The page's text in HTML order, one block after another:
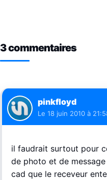
3 commentaires
pinkfloyd
Le 18 juin 2010 à
il faudrait surtout pour
de photo et de
cad que le receveur